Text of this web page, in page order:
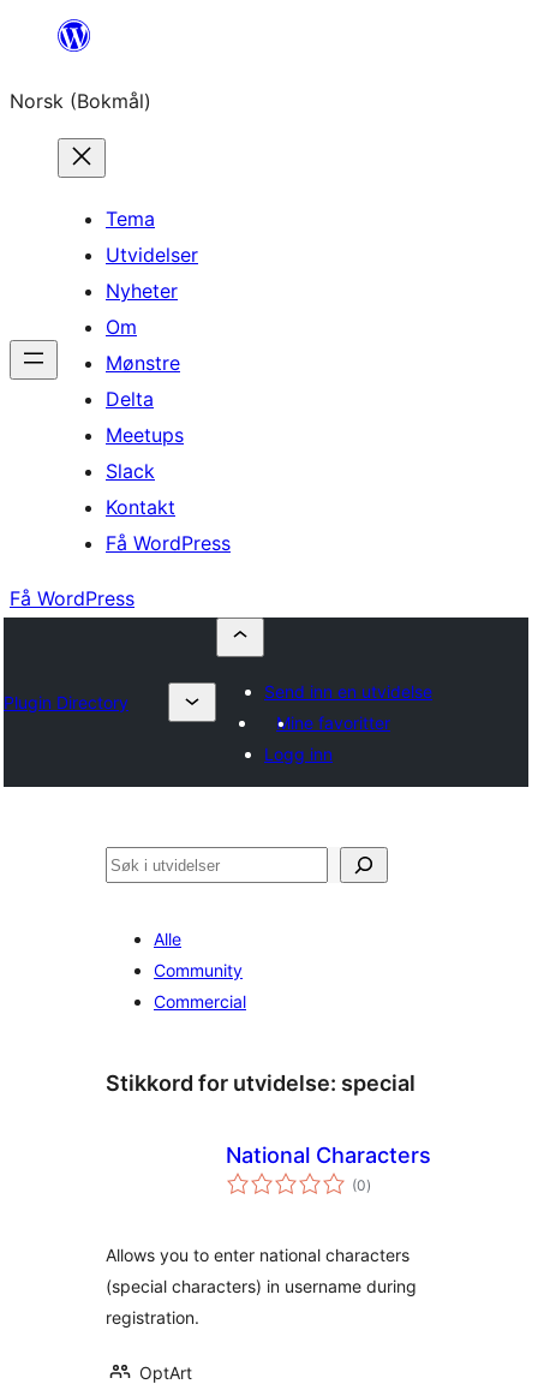
Hopp
innhold
Norsk (Bokmål)
Tema
Utvidelser
Nyheter
Om
Mønstre
Delta
Meetups
Slack
Kontakt
Få WordPress
Få WordPress
Plugin Directory
Send inn en utvidelse
Mine favoritter
Logg inn
Søk
Alle
Community
Commercial
Stikkord for utvidelse: special
National Characters
(0totale
vurderinger
)
Allows you to enter national characters
(special characters) in username during
registration.
OptArt